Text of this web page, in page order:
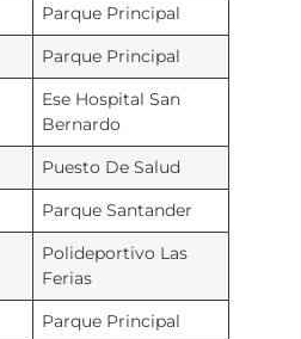
Parque Principal
Parque Principal
Ese Hospital San
Bernardo
Puesto De Salud
Parque Santander
Polideportivo Las
Ferias
Parque Principal